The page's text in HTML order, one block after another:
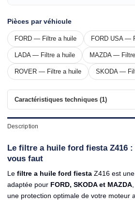
Pièces par véhicule
FORD — Filtre a huile FORD USA —
LADA — Filtre a huile MAZDA —
ROVER — Filtre a huile SKODA —
Caractéristiques techniques (1)
Description
Le filtre a huile ford fiesta Z416
vous faut
Le filtre a huile ford fiesta Z416 est
adaptée pour FORD, SKODA et MAZDA
une protection optimale de votre moteur